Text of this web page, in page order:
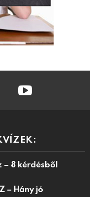
– 8 kérdésből
– Hány jó